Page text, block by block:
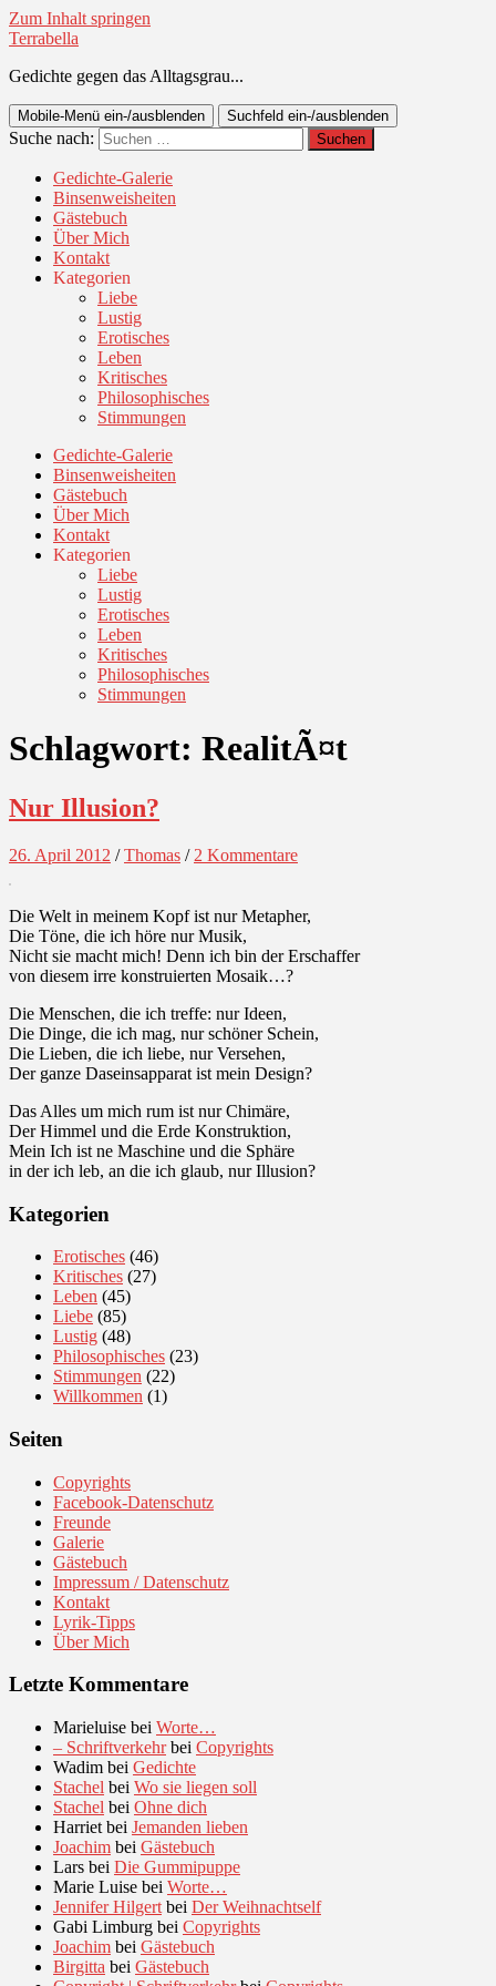
Zum Inhalt springen
Terrabella
Gedichte gegen das Alltagsgrau...
Mobile-Menü ein-/ausblenden Suchfeld ein-/ausblenden
Suche nach:
Gedichte-Galerie
Binsenweisheiten
Gästebuch
Über Mich
Kontakt
Kategorien
Liebe
Lustig
Erotisches
Leben
Kritisches
Philosophisches
Stimmungen
Gedichte-Galerie
Binsenweisheiten
Gästebuch
Über Mich
Kontakt
Kategorien
Liebe
Lustig
Erotisches
Leben
Kritisches
Philosophisches
Stimmungen
Schlagwort: RealitÃ¤t
Nur Illusion?
26. April 2012 /Thomas / 2 Kommentare
Die Welt in meinem Kopf ist nur Metapher,
Die Töne, die ich höre nur Musik,
Nicht sie macht mich! Denn ich bin der Erschaffer
von diesem irre konstruierten Mosaik…?
Die Menschen, die ich treffe: nur Ideen,
Die Dinge, die ich mag, nur schöner Schein,
Die Lieben, die ich liebe, nur Versehen,
Der ganze Daseinsapparat ist mein Design?
Das Alles um mich rum ist nur Chimäre,
Der Himmel und die Erde Konstruktion,
Mein Ich ist ne Maschine und die Sphäre
in der ich leb, an die ich glaub, nur Illusion?
Kategorien
Erotisches (46)
Kritisches (27)
Leben (45)
Liebe (85)
Lustig (48)
Philosophisches (23)
Stimmungen (22)
Willkommen (1)
Seiten
Copyrights
Facebook-Datenschutz
Freunde
Galerie
Gästebuch
Impressum / Datenschutz
Kontakt
Lyrik-Tipps
Über Mich
Letzte Kommentare
Marieluise bei Worte…
– Schriftverkehrbei Copyrights
Wadim bei Gedichte
Stachel bei Wo sie liegen soll
Stachel bei Ohne dich
Harriet bei Jemanden lieben
Joachim bei Gästebuch
Lars bei Die Gummipuppe
Marie Luise bei Worte…
Jennifer Hilgert bei Der Weihnachtself
Gabi Limburg bei Copyrights
Joachim bei Gästebuch
Birgitta bei Gästebuch